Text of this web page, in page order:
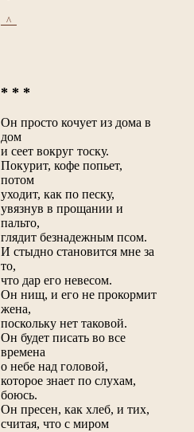
_^_
* * *
Он просто кочует из дома в
дом
и сеет вокруг тоску.
Покурит, кофе попьет,
потом
уходит, как по песку,
увязнув в прощании и
пальто,
глядит безнадежным псом.
И стыдно становится мне за
то,
что дар его невесом.
Он нищ, и его не прокормит
жена,
поскольку нет таковой.
Он будет писать во все
времена
о небе над головой,
которое знает по слухам,
боюсь.
Он пресен, как хлеб, и тих,
считая, что с миром